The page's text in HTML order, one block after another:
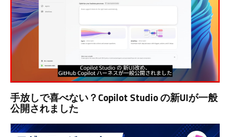
手放しで喜べない？Copilot Studio の新UIが一般
公開されました